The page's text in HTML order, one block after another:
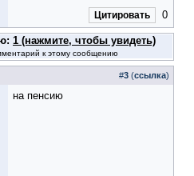
Цитировать 0
1 (нажмите, чтобы увидеть)
к этому сообщению
#3 (ссылка)
на пенсию